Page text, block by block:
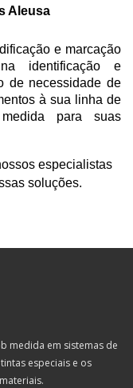
Aleusa
e marcação
identificação e
de necessidade de
à sua linha de
para suas
especialist
soluções.
medida em sistemas de
especiais e os